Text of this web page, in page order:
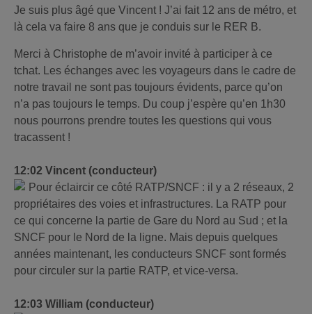
Je suis plus âgé que Vincent ! J’ai fait 12 ans de métro, et
là cela va faire 8 ans que je conduis sur le RER B.
Merci à Christophe de m’avoir invité à participer à ce
tchat. Les échanges avec les voyageurs dans le cadre de
notre travail ne sont pas toujours évidents, parce qu’on
n’a pas toujours le temps. Du coup j’espère qu’en 1h30
nous pourrons prendre toutes les questions qui vous
tracassent !
12:02 Vincent (conducteur)
Pour éclaircir ce côté RATP/SNCF : il y a 2 réseaux, 2
propriétaires des voies et infrastructures. La RATP pour
ce qui concerne la partie de Gare du Nord au Sud ; et la
SNCF pour le Nord de la ligne. Mais depuis quelques
années maintenant, les conducteurs SNCF sont formés
pour circuler sur la partie RATP, et vice-versa.
12:03 William (conducteur)